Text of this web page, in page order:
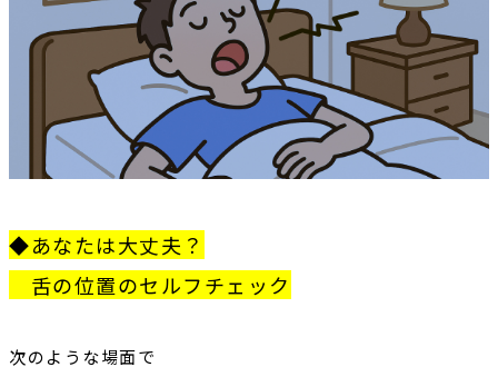
◆あなたは大丈夫？
舌の位置のセルフチェック
次のような場面で